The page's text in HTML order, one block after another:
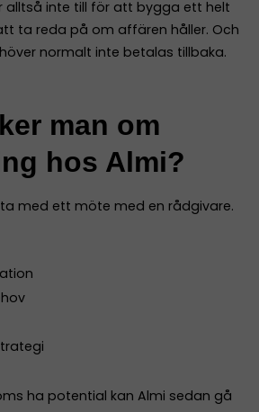
alltså inte till för att bygga ett helt
ta reda på om affären håller. Och
normalt inte betalas tillbaka.
man om
hos Almi?
med ett möte med en rådgivare.
ha potential kan Almi sedan gå